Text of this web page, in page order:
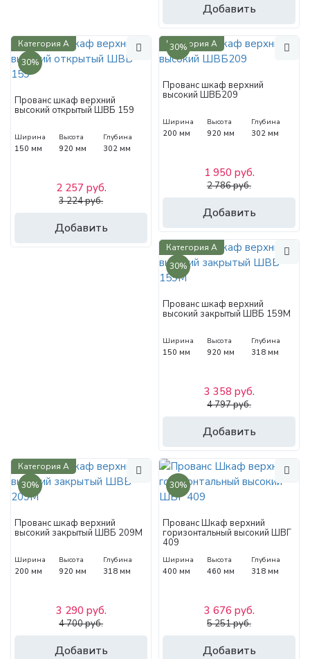
Добавить
Категория А
30%
Прованс шкаф верхний
высокий открытый ШВБ 159
Ширина
150 мм
Высота
920 мм
Глубина
302 мм
Добавить
2 257 руб.
3 224 руб.
Категория А
30%
Прованс шкаф верхний
высокий ШВБ209
Ширина
200 мм
Высота
920 мм
Глубина
302 мм
Добавить
1 950 руб.
2 786 руб.
Категория А
30%
Прованс шкаф верхний
высокий закрытый ШВБ 159М
Ширина
150 мм
Высота
920 мм
Глубина
318 мм
Добавить
3 358 руб.
4 797 руб.
Категория А
30%
Прованс шкаф верхний
высокий закрытый ШВБ 209М
Ширина
200 мм
Высота
920 мм
Глубина
318 мм
Добавить
3 290 руб.
4 700 руб.
30%
Прованс Шкаф верхний
горизонтальный высокий ШВГ
409
Ширина
400 мм
Высота
460 мм
Глубина
318 мм
Добавить
3 676 руб.
5 251 руб.